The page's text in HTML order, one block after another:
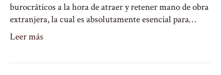
burocráticos a la hora de atraer y retener mano de obra
extranjera, la cual es absolutamente esencial para…
Leer más